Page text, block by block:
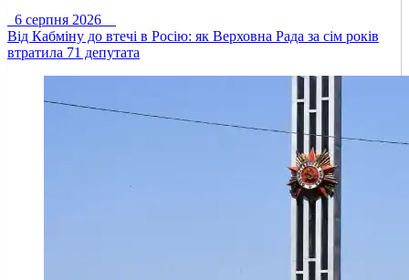
6 серпня 2026
Від Кабміну до втечі в Росію: як Верховна Рада за сім років
втратила 71 депутата